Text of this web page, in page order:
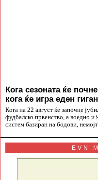
Кога сезоната ќе
кога ќе игра еден
Кога на 22 август ќе започне
фудбалско првенство, а воедно и
систем базиран на бодови,
EVN